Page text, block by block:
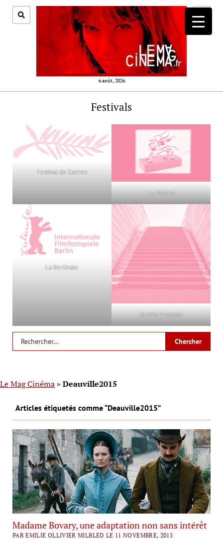
6 août, 2026
menu
Festivals
Festival de Cannes
La Mostra
La Berlinale
Autres Festivals
Le Mag Cinéma » Deauville2015
Articles étiquetés comme “Deauville2015”
Madame Bovary, une adaptation non sans intérêt
PAR EMILIE OLLIVIER MILBLED LE 11 NOVEMBRE, 2015